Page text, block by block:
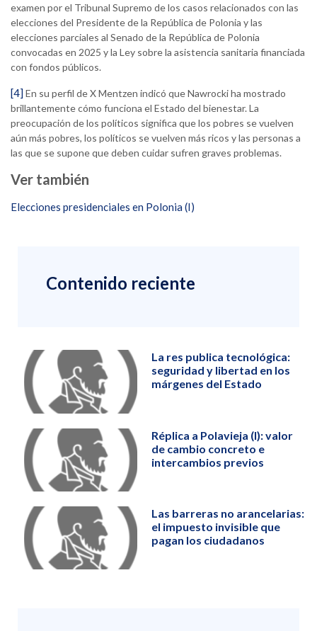
examen por el Tribunal Supremo de los casos relacionados con las
elecciones del Presidente de la República de Polonia y las
elecciones parciales al Senado de la República de Polonia
convocadas en 2025 y la Ley sobre la asistencia sanitaria financiada
con fondos públicos.
[4] En su perfil de X Mentzen indicó que Nawrocki ha mostrado
brillantemente cómo funciona el Estado del bienestar. La
preocupación de los políticos significa que los pobres se vuelven
aún más pobres, los políticos se vuelven más ricos y las personas a
las que se supone que deben cuidar sufren graves problemas.
Ver también
Elecciones presidenciales en Polonia (I)
Contenido reciente
La res publica tecnológica:
seguridad y libertad en los
márgenes del Estado
Réplica a Polavieja (I): valor
de cambio concreto e
intercambios previos
Las barreras no arancelarias:
el impuesto invisible que
pagan los ciudadanos